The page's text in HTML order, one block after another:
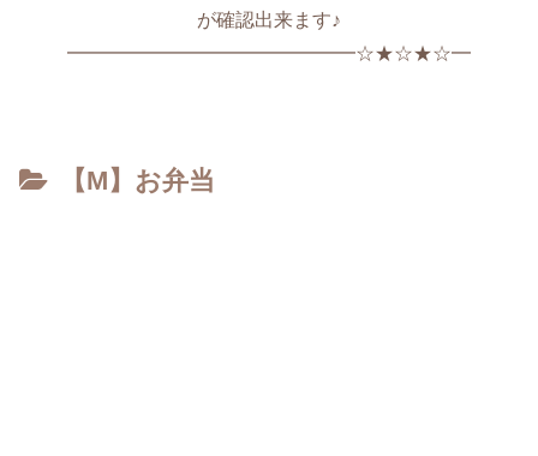
が確認出来ます♪
━━━━━━━━━━━━━━━☆★☆★☆━
【M】お弁当